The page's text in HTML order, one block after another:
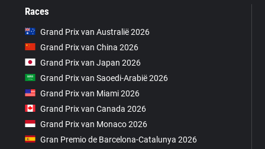
Races
Grand Prix van Australië 2026
Grand Prix van China 2026
Grand Prix van Japan 2026
Grand Prix van Saoedi-Arabië 2026
Grand Prix van Miami 2026
Grand Prix van Canada 2026
Grand Prix van Monaco 2026
Gran Premio de Barcelona-Catalunya 2026